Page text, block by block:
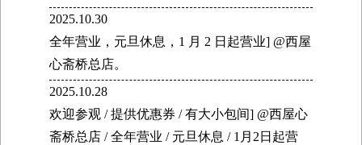
2025.10.30
全年营业，元旦休息，1 月 2 日起营业] @西屋
心斋桥总店。
2025.10.28
欢迎参观 / 提供优惠券 / 有大小包间] @西屋心
斋桥总店 / 全年营业 / 元旦休息 / 1月2日起营